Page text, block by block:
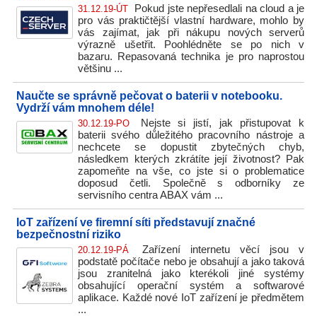
31.12.19-ÚT
Pokud jste nepřesedlali na cloud a je
pro vás praktičtější vlastní hardware, mohlo by
vás zajímat, jak při nákupu nových serverů
výrazně ušetřit. Poohlédněte se po nich v
bazaru. Repasovaná technika je pro naprostou
většinu ...
Naučte se správně pečovat o baterii v notebooku.
Vydrží vám mnohem déle!
30.12.19-PO
Nejste si jistí, jak přistupovat k
baterii svého důležitého pracovního nástroje a
nechcete se dopustit zbytečných chyb,
následkem kterých zkrátíte její životnost? Pak
zapomeňte na vše, co jste si o problematice
doposud četli. Společně s odborníky ze
servisního centra ABAX vám ...
IoT zařízení ve firemní síti představují značné
bezpečnostní riziko
20.12.19-PÁ
Zařízení internetu věcí jsou v
podstatě počítače nebo je obsahují a jako taková
jsou zranitelná jako kterékoli jiné systémy
obsahující operační systém a softwarové
aplikace. Každé nové IoT zařízení je předmětem
...